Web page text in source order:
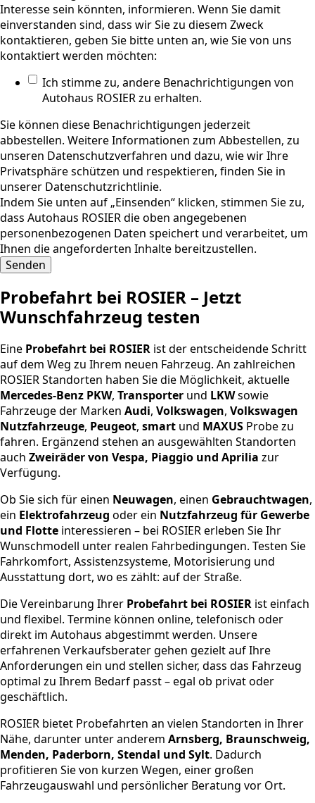
Interesse sein könnten, informieren. Wenn Sie damit
einverstanden sind, dass wir Sie zu diesem Zweck
kontaktieren, geben Sie bitte unten an, wie Sie von uns
kontaktiert werden möchten:
Ich stimme zu, andere Benachrichtigungen von
Autohaus ROSIER zu erhalten.
Sie können diese Benachrichtigungen jederzeit
abbestellen. Weitere Informationen zum Abbestellen, zu
unseren Datenschutzverfahren und dazu, wie wir Ihre
Privatsphäre schützen und respektieren, finden Sie in
unserer Datenschutzrichtlinie.
Indem Sie unten auf „Einsenden“ klicken, stimmen Sie zu,
dass Autohaus ROSIER die oben angegebenen
personenbezogenen Daten speichert und verarbeitet, um
Ihnen die angeforderten Inhalte bereitzustellen.
Probefahrt bei ROSIER – Jetzt
Wunschfahrzeug testen
Eine Probefahrt bei ROSIER ist der entscheidende Schritt
auf dem Weg zu Ihrem neuen Fahrzeug. An zahlreichen
ROSIER Standorten haben Sie die Möglichkeit, aktuelle
Mercedes-Benz PKW, Transporter und LKWsowie
Fahrzeuge der Marken Audi, Volkswagen, Volkswagen
Nutzfahrzeuge, Peugeot, smart und MAXUS Probe zu
fahren. Ergänzend stehen an ausgewählten Standorten
auch Zweiräder von Vespa, Piaggio und Aprilia zur
Verfügung.
Ob Sie sich für einen Neuwagen, einen Gebrauchtwagen,
ein Elektrofahrzeug oder ein Nutzfahrzeug für Gewerbe
und Flotte interessieren – bei ROSIER erleben Sie Ihr
Wunschmodell unter realen Fahrbedingungen. Testen Sie
Fahrkomfort, Assistenzsysteme, Motorisierung und
Ausstattung dort, wo es zählt: auf der Straße.
Die Vereinbarung Ihrer Probefahrt bei ROSIER ist einfach
und flexibel. Termine können online, telefonisch oder
direkt im Autohaus abgestimmt werden. Unsere
erfahrenen Verkaufsberater gehen gezielt auf Ihre
Anforderungen ein und stellen sicher, dass das Fahrzeug
optimal zu Ihrem Bedarf passt – egal ob privat oder
geschäftlich.
ROSIER bietet Probefahrten an vielen Standorten in Ihrer
Nähe, darunter unter anderem Arnsberg, Braunschweig,
Menden, Paderborn, Stendal und Sylt. Dadurch
profitieren Sie von kurzen Wegen, einer großen
Fahrzeugauswahl und persönlicher Beratung vor Ort.